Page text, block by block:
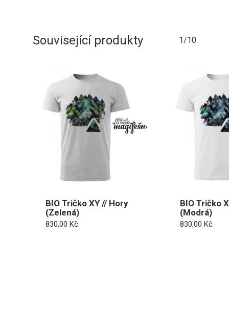
Související produkty 1/10
BIO Tričko XY // Hory
(Zelená)
830,00 Kč
BIO Tričko
(Modrá)
830,00 Kč